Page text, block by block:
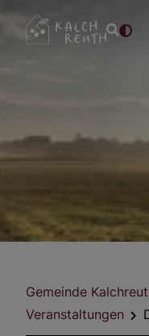
Gemeinde
Veranstaltungen